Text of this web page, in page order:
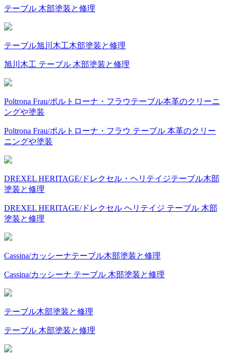
テーブル 木部塗装と修理
テーブル旭川木工木部塗装と修理
旭川木工 テーブル 木部塗装と修理
Poltrona Frau/ポルトローナ・フラウテーブル本革のクリーニ
ングや塗装
Poltrona Frau/ポルトローナ・フラウ テーブル 本革のクリー
ニングや塗装
DREXEL HERITAGE/ドレクセル・ヘリテイジテーブル木部
塗装と修理
DREXEL HERITAGE/ドレクセル ヘリテイジ テーブル 木部
塗装と修理
Cassina/カッシーナテーブル木部塗装と修理
Cassina/カッシーナ テーブル 木部塗装と修理
テーブル木部塗装と修理
テーブル 木部塗装と修理